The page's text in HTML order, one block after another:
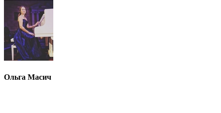
Ольга Масич